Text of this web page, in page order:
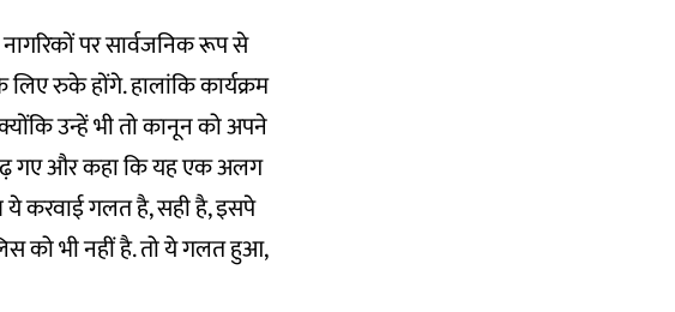
पर सार्वजनिक रूप से
रुके होंगे. हालांकि कार्यक्रम
उन्हें भी तो कानून को अपने
गए और कहा कि यह एक अलग
ये करवाई गलत है, सही है, इसपे
को भी नहीं है. तो ये गलत हुआ,